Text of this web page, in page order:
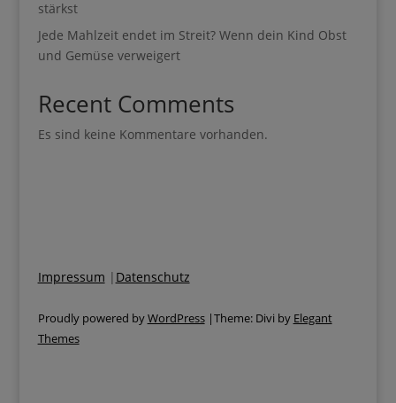
Jede Mahlzeit endet im Streit? Wenn dein Kind Obst
und Gemüse verweigert
Es sind keine Kommentare vorhanden.
Themes